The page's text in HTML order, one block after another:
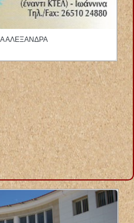
ΛΑΜΠΡΟΥ ΕΛΕΝΗ